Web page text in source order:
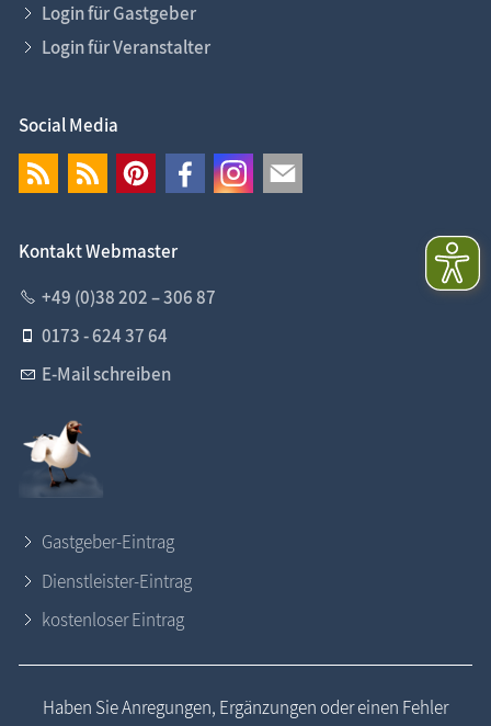
Login für Gastgeber
Login für Veranstalter
Social Media
Kontakt Webmaster
+49 (0)38 202 – 306 87
0173 - 624 37 64
E-Mail schreiben
Gastgeber-Eintrag
Dienstleister-Eintrag
kostenloser Eintrag
Haben Sie Anregungen, Ergänzungen oder einen Fehler